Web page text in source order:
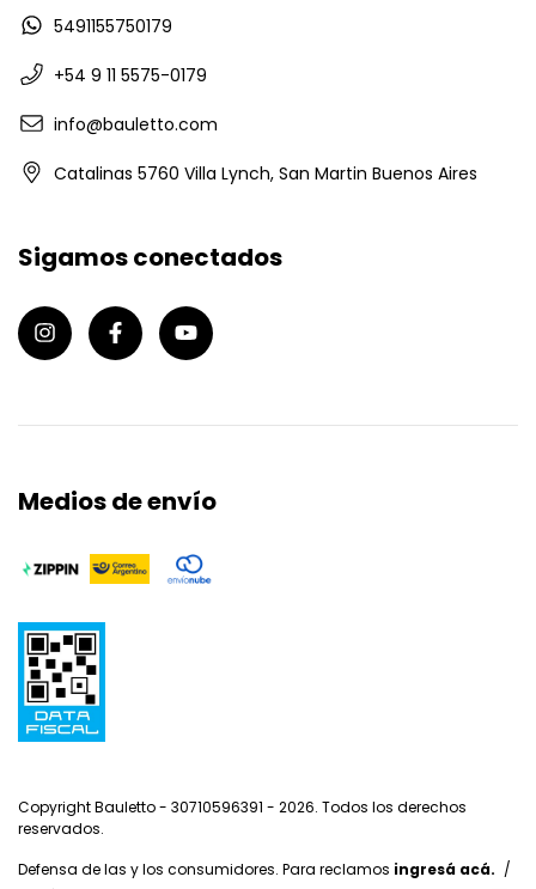
5491155750179
+54 9 11 5575-0179
info@bauletto.com
Catalinas 5760 Villa Lynch, San Martin Buenos Aires
Sigamos conectados
Medios de envío
Copyright Bauletto - 30710596391 - 2026. Todos los derechos
reservados.
Defensa de las y los consumidores. Para reclamos ingresá acá. /